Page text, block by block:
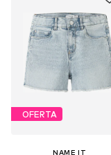
OFERTA
NAME IT